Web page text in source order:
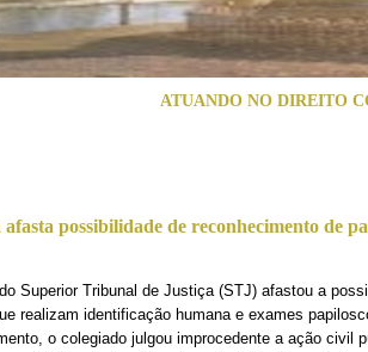
ATUANDO NO DIREITO
possibilidade de reconhecimento de
Superior Tribunal de Justiça (STJ) afastou a
realizam identificação humana e exames
o colegiado julgou improcedente a ação civil